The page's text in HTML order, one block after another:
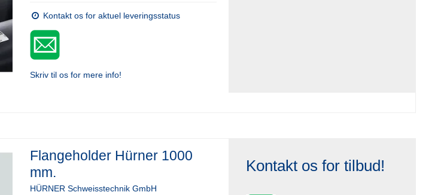
Kontakt os for aktuel leveringsstatus
Skriv til os for mere info!
Flangeholder Hürner 1000
mm.
HÜRNER Schweisstechnik GmbH
Kontakt os for tilbud!